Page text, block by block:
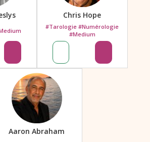
Chris Hope
#Tarologie #Numérologie
#Medium
Aaron Abraham